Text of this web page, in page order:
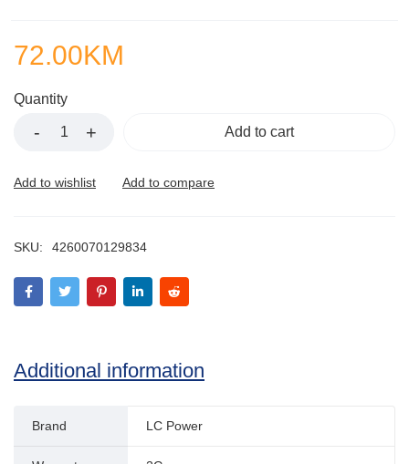
72.00KM
Quantity
Add to cart
SKU: 4260070129834
Additional information
Brand LC Power